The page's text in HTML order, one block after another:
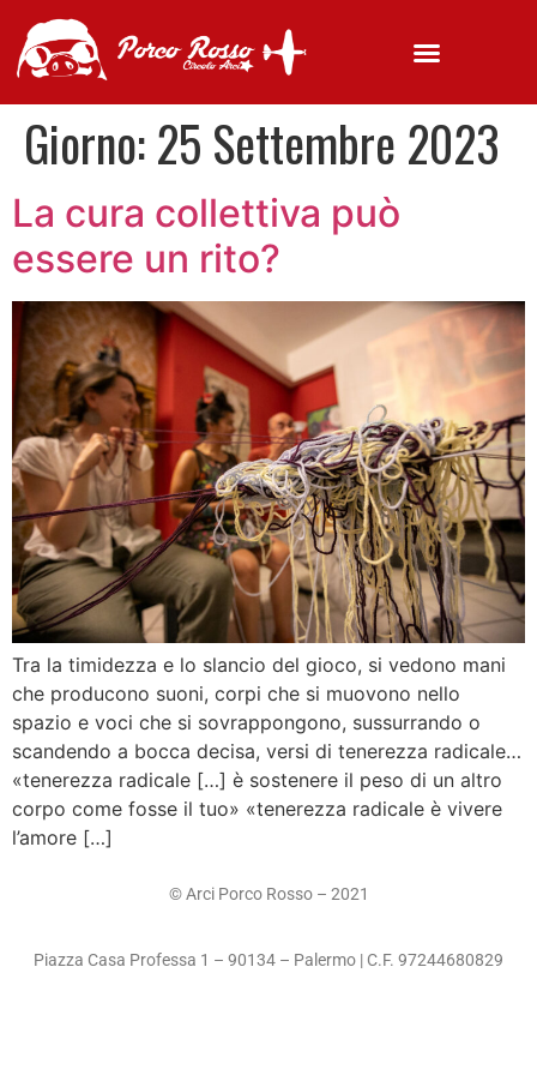
Giorno:25 Settembre 2023
La cura collettiva può
essere un rito?
Tra la timidezza e lo slancio del gioco, si vedono mani
che producono suoni, corpi che si muovono nello
spazio e voci che si sovrappongono, sussurrando o
scandendo a bocca decisa, versi di tenerezza radicale…
«tenerezza radicale […] è sostenere il peso di un altro
corpo come fosse il tuo» «tenerezza radicale è vivere
l’amore […]
© Arci Porco Rosso – 2021
Piazza Casa Professa 1 – 90134 – Palermo | C.F. 97244680829